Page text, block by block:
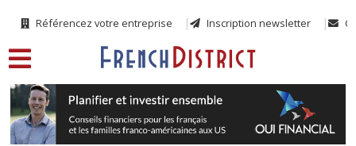
Référencez votre entreprise Inscription newsletter